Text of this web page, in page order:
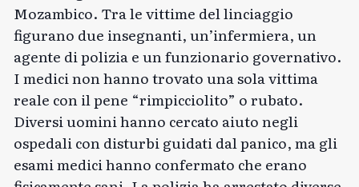
Mozambico. Tra le vittime del linciaggio
figurano due insegnanti, un’infermiera, un
agente di polizia e un funzionario governativo.
I medici non hanno trovato una sola vittima
reale con il pene “rimpicciolito” o rubato.
Diversi uomini hanno cercato aiuto negli
ospedali con disturbi guidati dal panico, ma gli
esami medici hanno confermato che erano